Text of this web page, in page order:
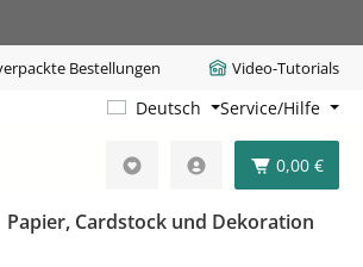
Bestellungen Video-Tutorials
Deutsch Service/Hilfe
0,00 €
Papier, Cardstock und Dekoration